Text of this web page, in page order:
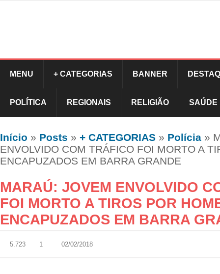
MENU + CATEGORIAS BANNER
POLÍTICA REGIONAIS RELIGIÃO SAÚDE
Início » Posts » + CATEGORIAS » Polícia »
ENVOLVIDO COM TRÁFICO FOI MORTO A
ENCAPUZADOS EM BARRA GRANDE
MARAÚ: JOVEM ENVOLVIDO
FOI MORTO A TIROS POR
ENCAPUZADOS EM BARRA
5.723 1 02/02/2018